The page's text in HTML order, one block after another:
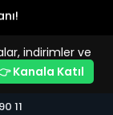
indirimler ve
Kanala Katıl
11